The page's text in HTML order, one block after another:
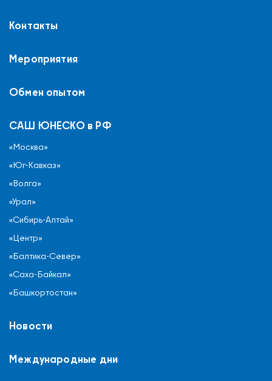
Контакты
Мероприятия
Обмен опытом
САШ ЮНЕСКО в РФ
«Москва»
«Юг-Кавказ»
«Волга»
«Урал»
«Сибирь-Алтай»
«Центр»
«Балтика-Север»
«Саха-Байкал»
«Башкортостан»
Новости
Международные дни